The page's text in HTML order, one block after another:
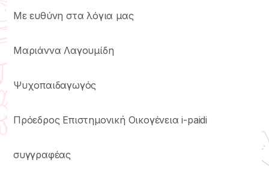
Με ευθύνη στα λόγια μας
Μαριάννα Λαγουμίδη
Ψυχοπαιδαγωγός
Πρόεδρος Επιστημονική Οικογένεια i-paidi
συγγραφέας